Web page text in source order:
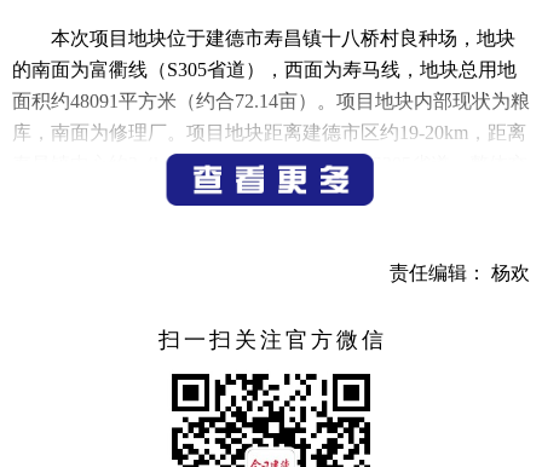
本次项目地块位于建德市寿昌镇十八桥村良种场，地块
的南面为富衢线（S305省道），西面为寿马线，地块总用地
面积约48091平方米（约合72.14亩）。项目地块内部现状为粮
库，南面为修理厂。项目地块距离建德市区约19-20km，距离
寿昌镇中心约3-4km，地块主要对外交通为S305省道，整体交
通较为便捷。且地块南面邻近寿昌江，整体景观环境较为良
SC010105-43地块调整后用地性质为储备库用地
0.4≤FAR≤2.0，建筑密度：≥30%，绿地率：≤20%，建筑高
度：≤24米。其中，SC010105-43-01地块调整后用地性质为储
备库用地（1102），总用地面积：40755平方米，容积率：
0.3≤FAR≤2.0，建筑密度：≥30%，绿地率：≤20%，建筑高
责任编辑： 杨欢
扫一扫关注官方微信